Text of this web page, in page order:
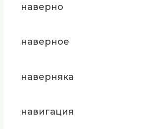
наверно
наверное
наверняка
навигация